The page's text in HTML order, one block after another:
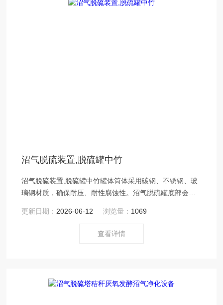
沼气脱硫装置,脱硫罐中竹
沼气脱硫装置,脱硫罐中竹罐体筒体采用碳钢、不锈钢、玻
璃钢材质，确保耐压、耐性腐蚀性。沼气脱硫罐底部会配
更新日期： 2026-06-12 浏览量： 1069
查看详情